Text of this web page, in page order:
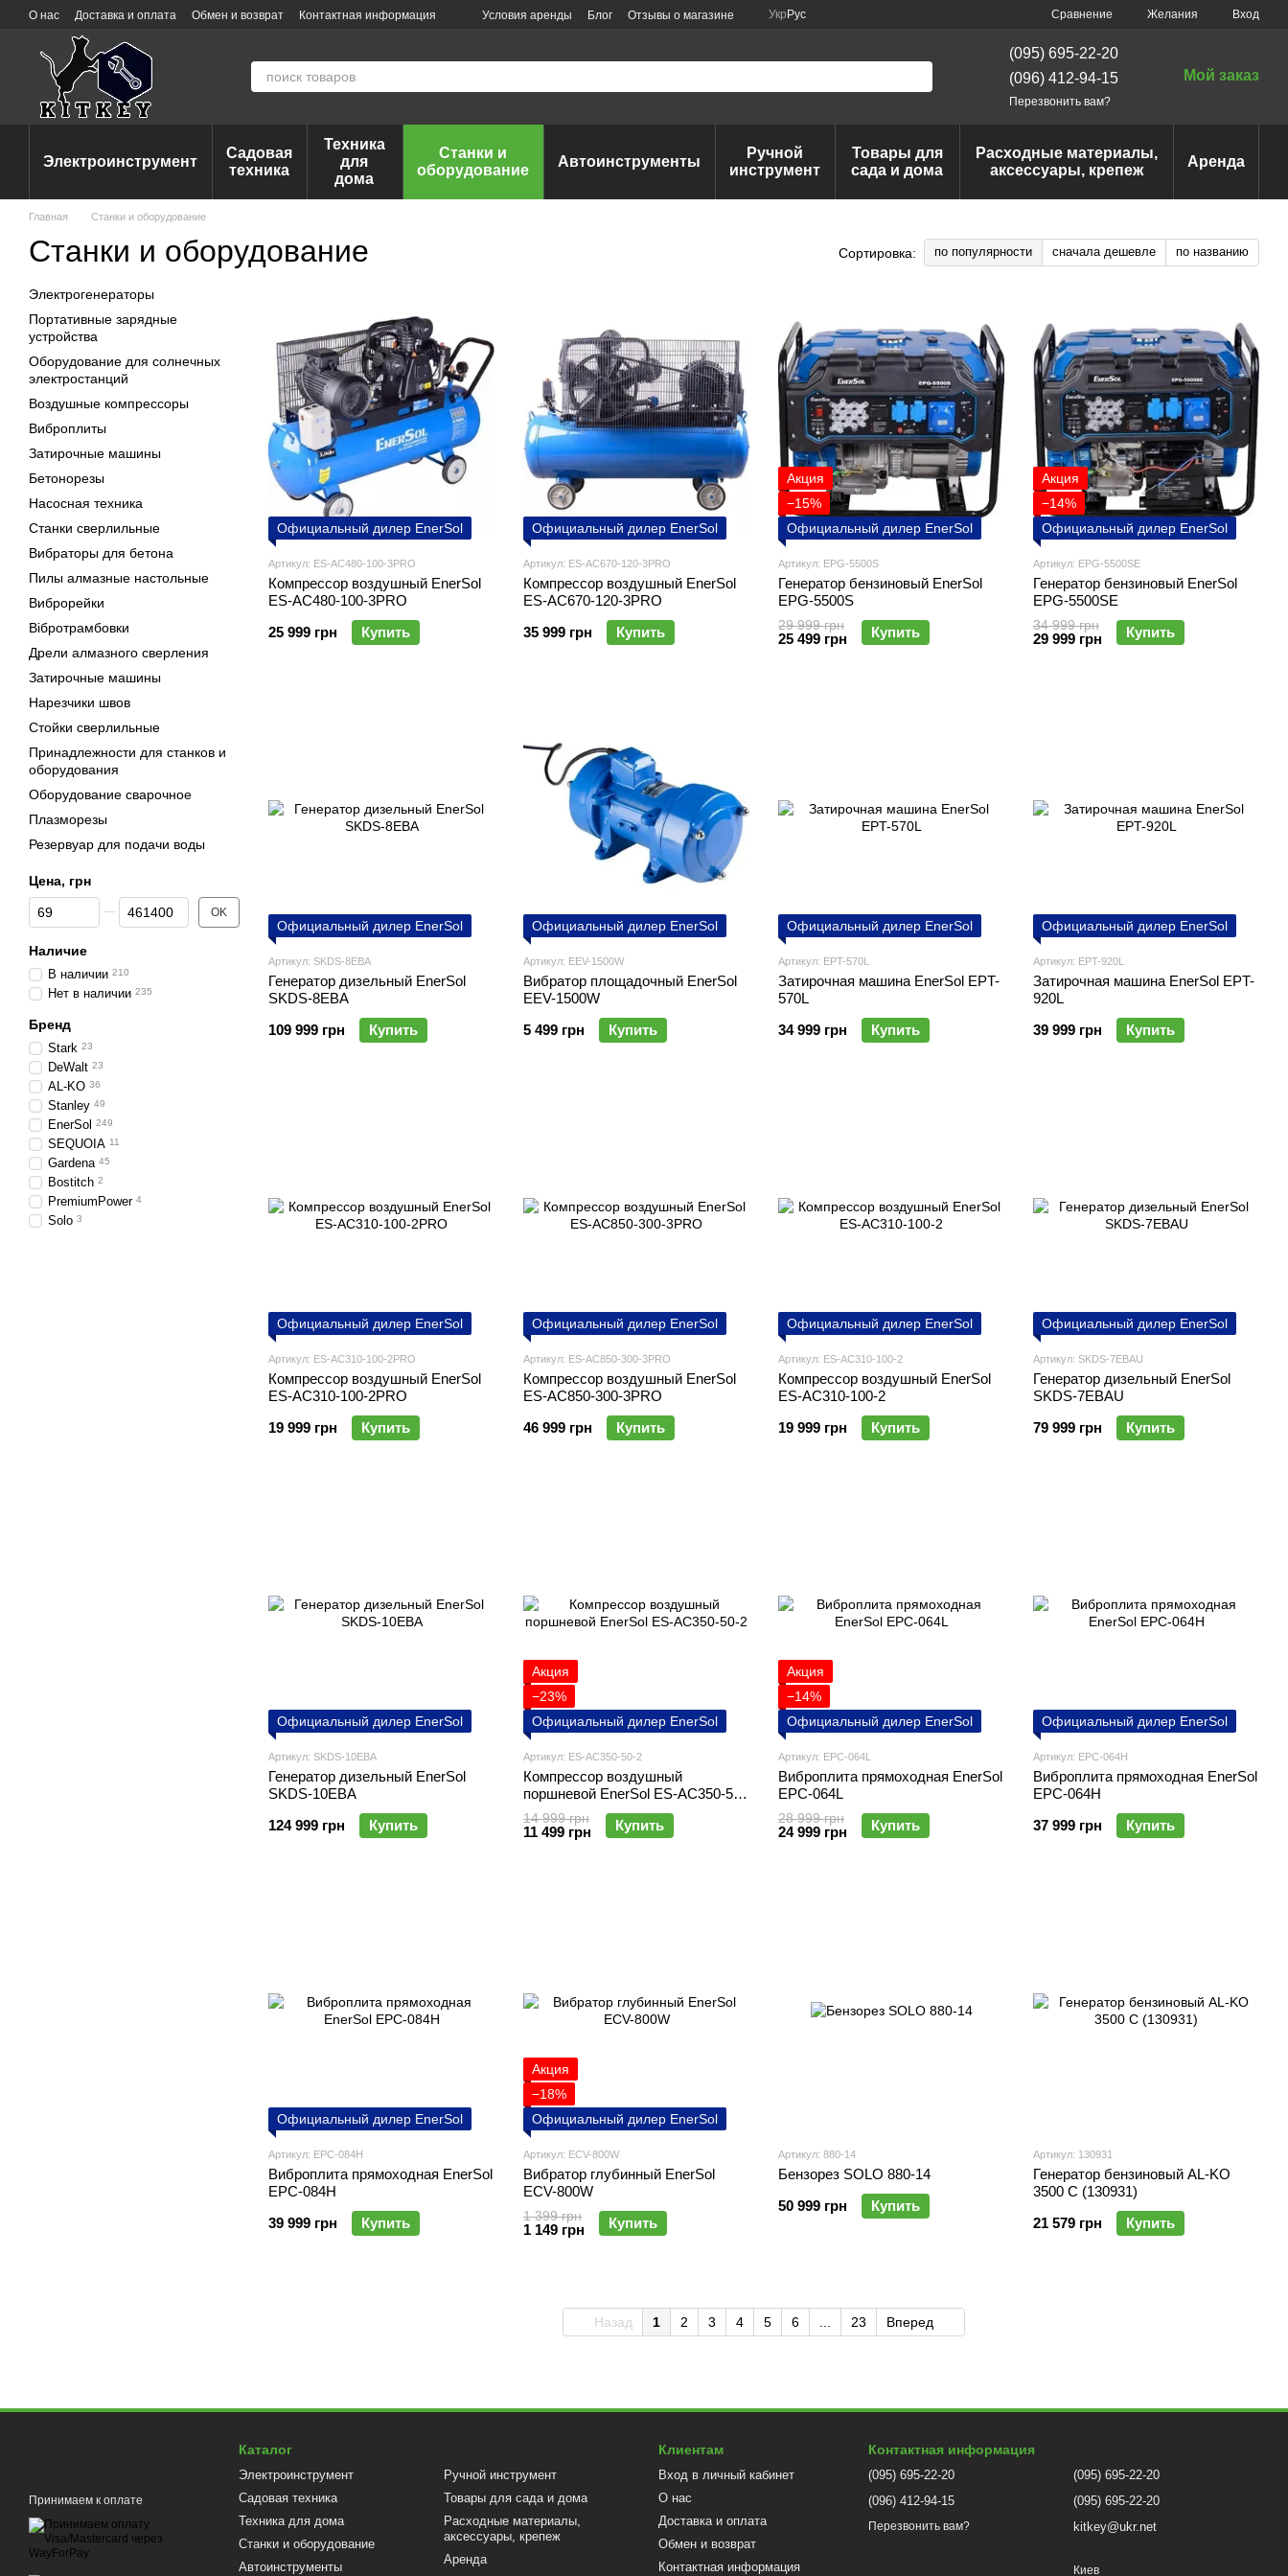
Перейти к основному контенту
О нас Доставка и оплата Обмен и возврат Контактная информация Условия аренды Блог Отзывы о магазине Укр Рус Сравнение Желания Вход
(095) 695-22-20
(096) 412-94-15
Перезвонить вам?
Мой заказ
Электроинструмент
Садовая
техника
Техника
для
дома
Станки и
оборудование
Автоинструменты
Ручной
инструмент
Товары для
сада и дома
Расходные материалы,
аксессуары, крепеж
Аренда
Главная Станки и оборудование
Станки и оборудование Сортировка: по популярности сначала дешевле по названию
Официальный дилер EnerSol
Артикул: ES-AC480-100-3PRO
Компреcсор воздушный EnerSol
ES-AC480-100-3PRO
25 999 грн
Купить
Официальный дилер EnerSol
Артикул: ES-AC670-120-3PRO
Компреcсор воздушный EnerSol
ES-AC670-120-3PRO
35 999 грн
Купить
Акция
−15%
Официальный дилер EnerSol
Артикул: EPG-5500S
Генератор бензиновый EnerSol
EPG-5500S
29 999 грн
25 499 грн Купить
Акция
−14%
Официальный дилер EnerSol
Артикул: EPG-5500SE
Генератор бензиновый EnerSol
EPG-5500SE
34 999 грн
29 999 грн Купить
Официальный дилер EnerSol
Артикул: SKDS-8EBA
Генератор дизельный EnerSol
SKDS-8EBA
109 999 грн
Купить
Официальный дилер EnerSol
Артикул: EEV-1500W
Вибратор площадочный EnerSol
EEV-1500W
5 499 грн
Купить
Официальный дилер EnerSol
Артикул: EPT-570L
Затирочная машина EnerSol EPT-
570L
34 999 грн
Купить
Официальный дилер EnerSol
Артикул: EPT-920L
Затирочная машина EnerSol EPT-
920L
39 999 грн
Купить
Официальный дилер EnerSol
Артикул: ES-AC310-100-2PRO
Компреcсор воздушный EnerSol
ES-AC310-100-2PRO
19 999 грн
Купить
Официальный дилер EnerSol
Артикул: ES-AC850-300-3PRO
Компреcсор воздушный EnerSol
ES-AC850-300-3PRO
46 999 грн
Купить
Официальный дилер EnerSol
Артикул: ES-AC310-100-2
Компреcсор воздушный EnerSol
ES-AC310-100-2
19 999 грн
Купить
Официальный дилер EnerSol
Артикул: SKDS-7EBAU
Генератор дизельный EnerSol
SKDS-7EBAU
79 999 грн
Купить
Официальный дилер EnerSol
Артикул: SKDS-10EBA
Генератор дизельный EnerSol
SKDS-10EBA
124 999 грн
Купить
Акция
−23%
Официальный дилер EnerSol
Артикул: ES-AC350-50-2
Компрессор воздушный
поршневой EnerSol ES-AC350-50-
2
14 999 грн
11 499 грн Купить
Акция
−14%
Официальный дилер EnerSol
Артикул: EPC-064L
Виброплита прямоходная EnerSol
EPC-064L
28 999 грн
24 999 грн Купить
Официальный дилер EnerSol
Артикул: EPC-064H
Виброплита прямоходная EnerSol
EPC-064H
37 999 грн
Купить
Официальный дилер EnerSol
Артикул: EPC-084H
Виброплита прямоходная EnerSol
EPC-084H
39 999 грн
Купить
Акция
−18%
Официальный дилер EnerSol
Артикул: ECV-800W
Вибратор глубинный EnerSol
ECV-800W
1 399 грн
1 149 грн Купить
Артикул: 880-14
Бензорез SOLO 880-14
50 999 грн
Купить
Артикул: 130931
Генератор бензиновый AL-KO
3500 C (130931)
21 579 грн
Купить
Назад 1 2 3 4 5 6 23 Вперед
Электрогенераторы
Портативные зарядные
устройства
Оборудование для солнечных
электростанций
Воздушные компрессоры
Виброплиты
Затирочные машины
Бетонорезы
Насосная техника
Станки сверлильные
Вибраторы для бетона
Пилы алмазные настольные
Виброрейки
Вібротрамбовки
Дрели алмазного сверления
Затирочные машины
Нарезчики швов
Стойки сверлильные
Принадлежности для станков и
оборудования
Оборудование сварочное
Плазморезы
Резервуар для подачи воды
Цена, грн
От Цена, грн
До Цена, грн OK
Наличие
В наличии 210
Нет в наличии 235
Бренд
Stark 23
DeWalt 23
AL-KO 36
Stanley 49
EnerSol 249
SEQUOIA 11
Gardena 45
Bostitch 2
PremiumPower 4
Solo 3
Принимаем к оплате
Каталог
Электроинструмент
Садовая техника
Техника для дома
Станки и оборудование
Автоинструменты
Ручной инструмент
Товары для сада и дома
Расходные материалы,
аксессуары, крепеж
Аренда
Клиентам
Вход в личный кабинет
О нас
Доставка и оплата
Обмен и возврат
Контактная информация
Контактная информация
(095) 695-22-20
(096) 412-94-15
Перезвонить вам?
(095) 695-22-20
(095) 695-22-20
kitkey@ukr.net
Киев